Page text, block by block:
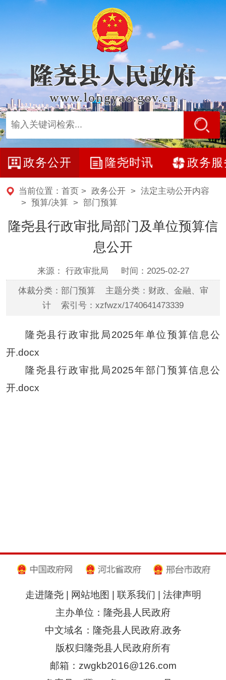
政务公开 隆尧时讯 政务服
当前位置： 首页 > 政务公开> 法定主动公开内容
> 预算/决算> 部门预算
隆尧县行政审批局部门及单位预算信
息公开
来源： 行政审批局 时间：2025-02-27
体裁分类：部门预算 主题分类：财政、金融、审
计 索引号：xzfwzx/1740641473339
隆尧县行政审批局2025年单位预算信息公
开.docx
隆尧县行政审批局2025年部门预算信息公
开.docx
走进隆尧| 网站地图 联系我们
法律声明
主办单位：隆尧县人民政府
中文域名：隆尧县人民政府.政务
版权归隆尧县人民政府所有
邮箱：zwgkb2016@126.com